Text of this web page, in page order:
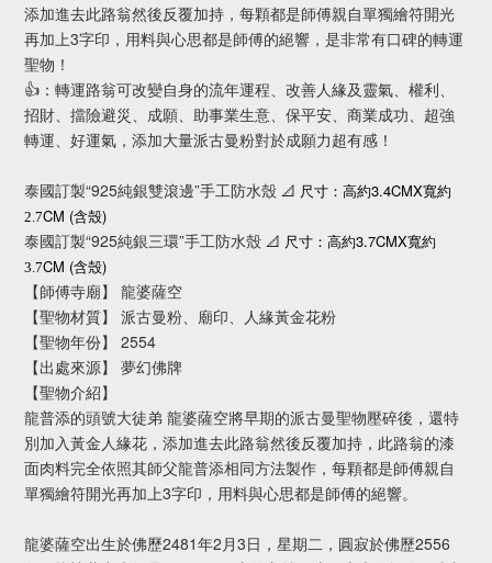
添加進去此路翁然後反覆加持，每顆都是師傅親自單獨繪符開光
再加上3字印，用料與心思都是師傅的絕響，是非常有口碑的轉運
聖物！
👍：轉運路翁可改變自身的流年運程、改善人緣及靈氣、權利、
招財、擋險避災、成願、助事業生意、保平安、商業成功、超強
轉運、好運氣，添加大量派古曼粉對於成願力超有感！
泰國訂製“925純銀雙滾邊”手工防水殼 📐 尺寸：高約3.4CMX寬約
2.7CM (含殼)
泰國訂製“925純銀三環”手工防水殼 📐 尺寸：高約3.7CMX寬約
3.7CM (含殼)
【師傅寺廟】 龍婆薩空
【聖物材質】 派古曼粉、廟印、人緣黃金花粉
【聖物年份】 2554
【出處來源】 夢幻佛牌
【聖物介紹】
龍普添的頭號大徒弟 龍婆薩空將早期的派古曼聖物壓碎後，還特
別加入黃金人緣花，添加進去此路翁然後反覆加持，此路翁的漆
面肉料完全依照其師父龍普添相同方法製作，每顆都是師傅親自
單獨繪符開光再加上3字印，用料與心思都是師傅的絕響。
龍婆薩空出生於佛歷2481年2月3日，星期二，圓寂於佛歷2556